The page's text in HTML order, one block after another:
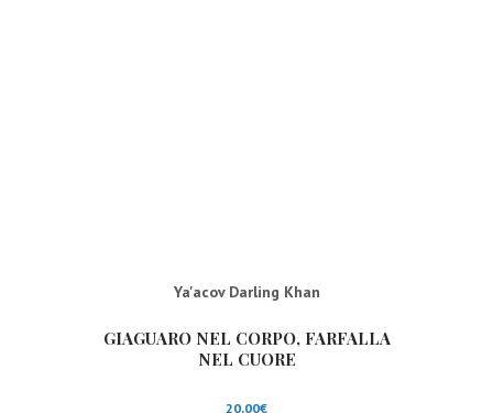
Ya'acov Darling Khan
GIAGUARO NEL CORPO, FARFALLA
NEL CUORE
20,00€